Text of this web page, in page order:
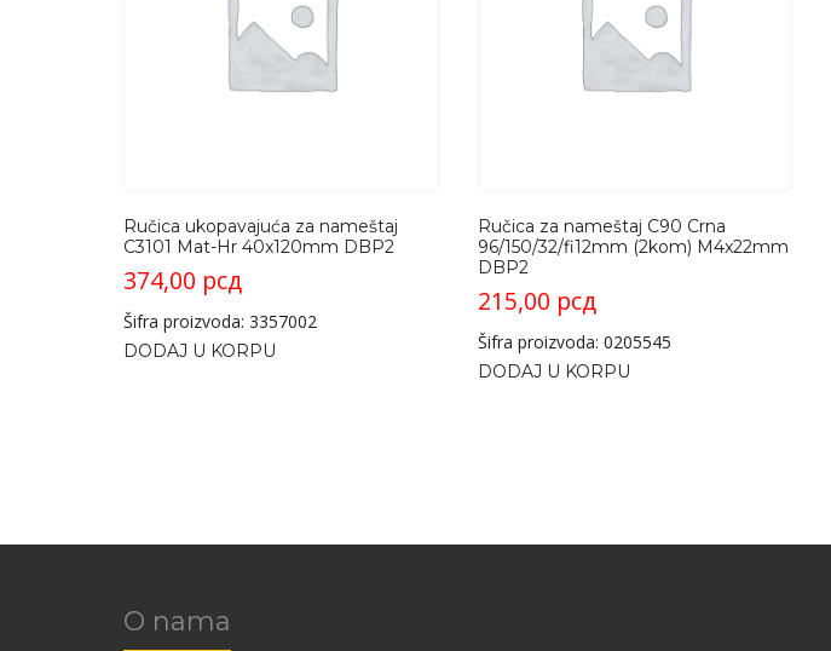
Ručica ukopavajuća za nameštaj
C3101 Mat-Hr 40x120mm DBP2
374,00 рсд
Šifra proizvoda: 3357002
DODAJ U KORPU
Ručica za nameštaj C90 Crna
96/150/32/fi12mm (2kom) M4x22mm
DBP2
215,00 рсд
Šifra proizvoda: 0205545
DODAJ U KORPU
O nama